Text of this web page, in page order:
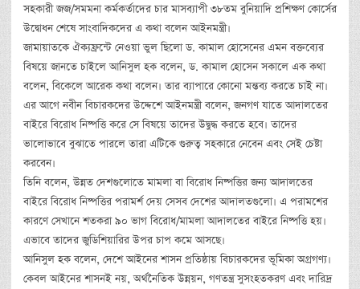
সহকারী জজ/সমমনা কর্মকর্তাদের চার মাসব্যাপী ৩৮তম বুনিয়াদি প্রশিক্ষণ কোর্সের
উদ্বোধন শেষে সাংবাদিকদের এ কথা বলেন আইনমন্ত্রী।
জামায়াতকে ঐক্যফ্রন্টে নেওয়া ভুল ছিলো ড. কামাল হোসেনের এমন বক্তব্যের
বিষয়ে জানতে চাইলে আনিসুল হক বলেন, ড. কামাল হোসেন সকালে এক কথা
বলেন, বিকেলে আরেক কথা বলেন। তার ব্যাপারে কোনো মন্তব্য করতে চাই না।
এর আগে নবীন বিচারকদের উদ্দেশে আইনমন্ত্রী বলেন, জনগণ যাতে আদালতের
বাইরে বিরোধ নিষ্পত্তি করে সে বিষয়ে তাদের উদ্বুদ্ধ করতে হবে। তাদের
ভালোভাবে বুঝাতে পারলে তারা এটিকে গুরুত্ব সহকারে নেবেন এবং সেই চেষ্টা
করবেন।
তিনি বলেন, উন্নত দেশগুলোতে মামলা বা বিরোধ নিষ্পত্তির জন্য আদালতের
বাইরে বিরোধ নিষ্পত্তির পরামর্শ দেয় সেসব দেশের আদালতগুলো। এ পরামশের
কারণে সেখানে শতকরা ৯০ ভাগ বিরোধ/মামলা আদালতের বাইরে নিষ্পত্তি হয়।
এভাবে তাদের জুডিশিয়ারির উপর চাপ কমে আসছে।
আনিসুল হক বলেন, দেশে আইনের শাসন প্রতিষ্ঠায় বিচারকদের ভূমিকা অগ্রগণ্য।
কেবল আইনের শাসনই নয়, অর্থনৈতিক উন্নয়ন, গণতন্ত্র সুসংহতকরণ এবং দারিদ্র